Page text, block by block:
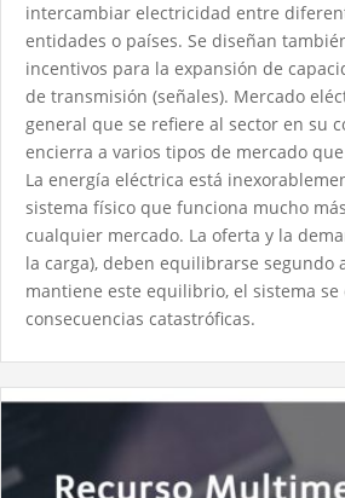
intercambiar electricidad entre
entidades o países. Se diseñan
incentivos para la expansión de
de transmisión (señales). Mercado
general que se refiere al sector en su
encierra a varios tipos de mercado
La energía eléctrica está
sistema físico que funciona mucho
cualquier mercado. La oferta y la
la carga), deben equilibrarse segundo
mantiene este equilibrio, el sistema se
consecuencias catastróficas.